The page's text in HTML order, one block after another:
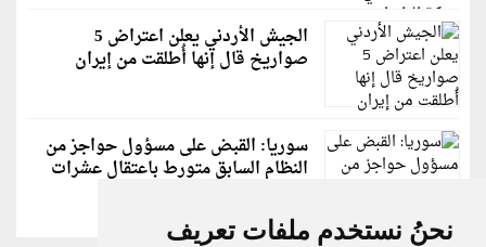
نحنُ نستخدم ملفات تعريف
الجيش الأردني يعلن اعتراض 5
صواريخ قال إنها أُطلقت من إيران
سوريا: القبض على مسؤول حواجز من
النظام السابق متورط باعتقال عشرات